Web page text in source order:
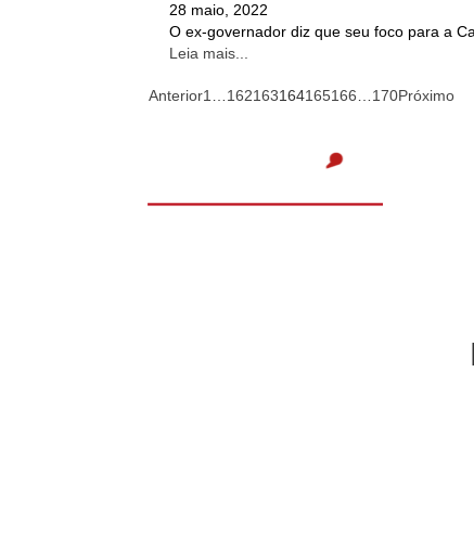
28 maio, 2022
O ex-governador diz que seu foco para a
Leia mais...
Anterior1 162163164165166 170Próximo